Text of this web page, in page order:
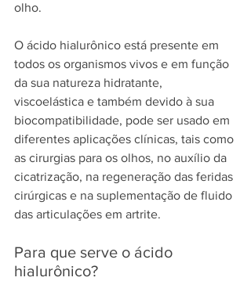
olho.
O ácido hialurônico está presente em
todos os organismos vivos e em função
da sua natureza hidratante,
viscoelástica e também devido à sua
biocompatibilidade, pode ser usado em
diferentes aplicações clínicas, tais como
as cirurgias para os olhos, no auxílio da
cicatrização, na regeneração das feridas
cirúrgicas e na suplementação de fluido
das articulações em artrite.
Para que serve o ácido
hialurônico?